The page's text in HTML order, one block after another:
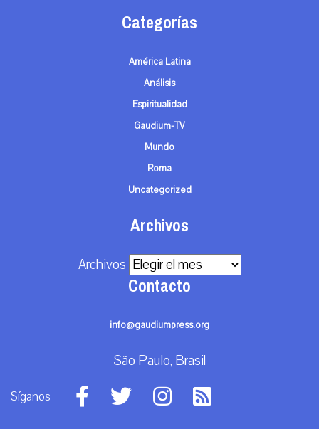
Categorías
América Latina
Análisis
Espiritualidad
Gaudium-TV
Mundo
Roma
Uncategorized
Archivos
Archivos
Contacto
info@gaudiumpress.org
São Paulo, Brasil
Síganos